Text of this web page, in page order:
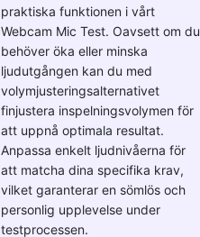
praktiska funktionen i vårt
Webcam Mic Test. Oavsett om du
behöver öka eller minska
ljudutgången kan du med
volymjusteringsalternativet
finjustera inspelningsvolymen för
att uppnå optimala resultat.
Anpassa enkelt ljudnivåerna för
att matcha dina specifika krav,
vilket garanterar en sömlös och
personlig upplevelse under
testprocessen.